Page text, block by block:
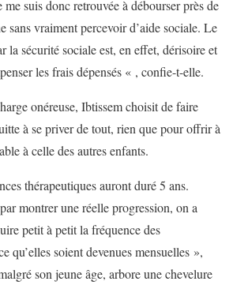
me suis donc retrouvée à débourser près de
sans vraiment percevoir d’aide sociale. Le
la sécurité sociale est, en effet, dérisoire et
les frais dépensés « , confie-t-elle.
onéreuse, Ibtissem choisit de faire
à se priver de tout, rien que pour offrir à
à celle des autres enfants.
thérapeutiques auront duré 5 ans.
montrer une réelle progression, on a
petit à petit la fréquence des
qu’elles soient devenues mensuelles »,
son jeune âge, arbore une chevelure